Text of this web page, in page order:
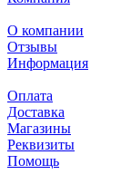
О компании
Отзывы
Информация
Оплата
Доставка
Магазины
Реквизиты
Помощь